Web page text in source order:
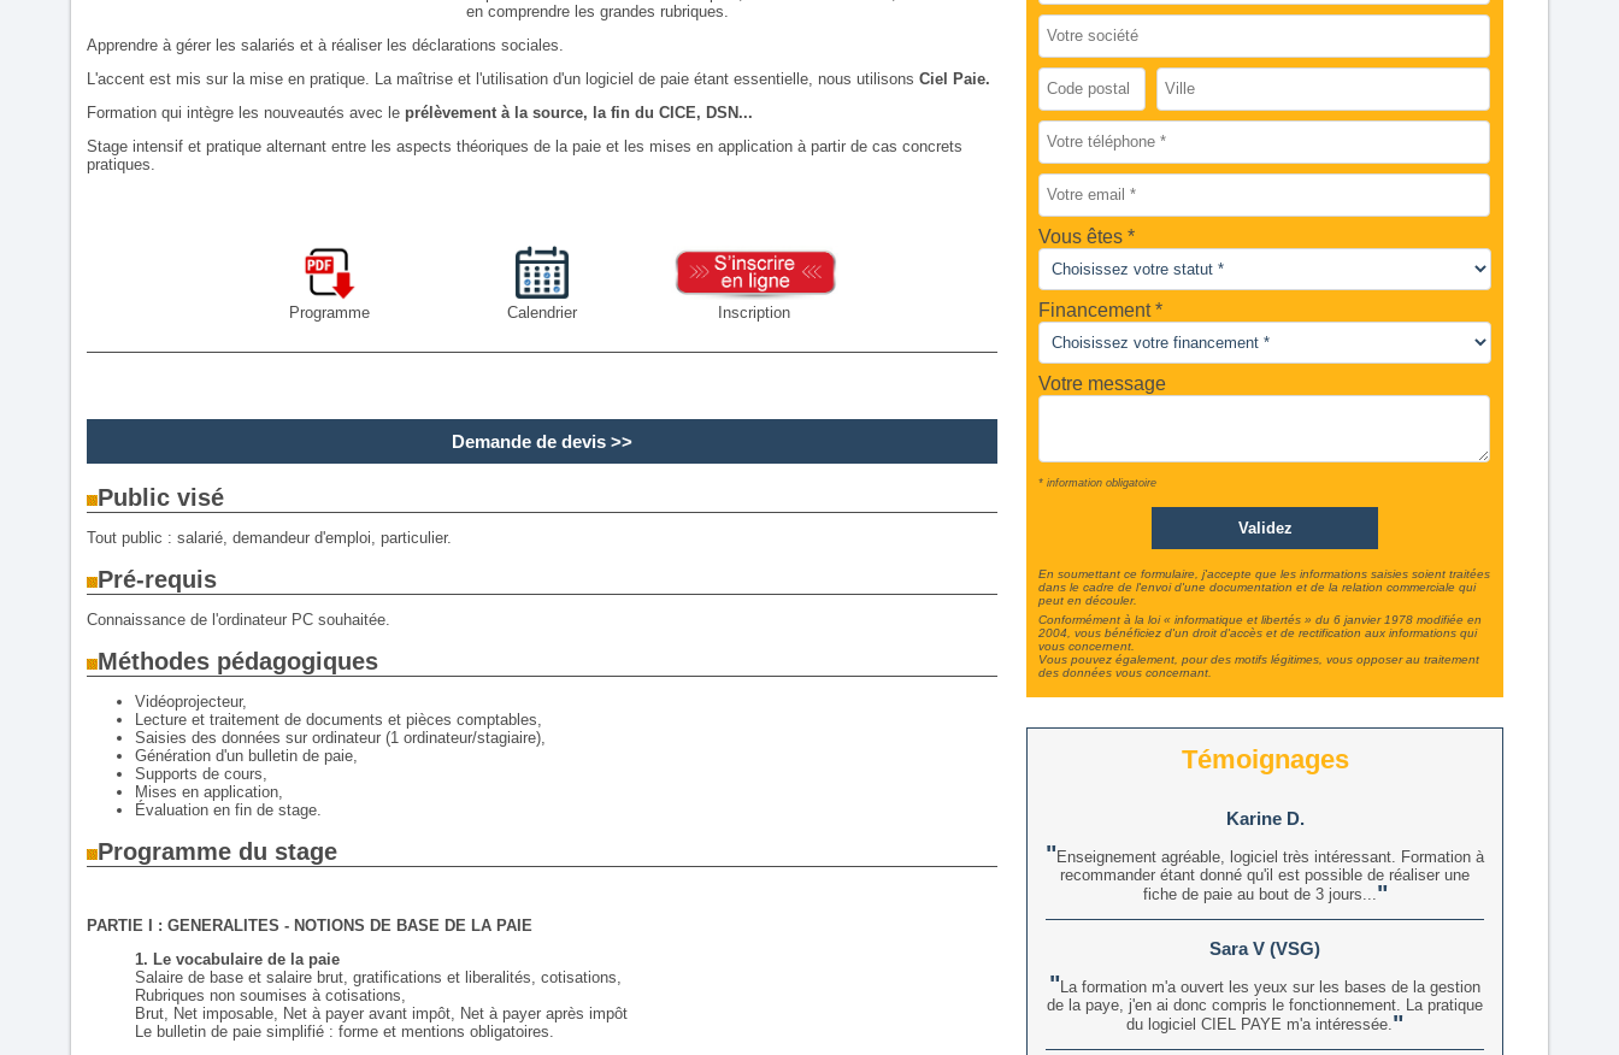
en comprendre les grandes rubriques.
Apprendre à gérer les salariés et à réaliser les déclarations sociales.
L'accent est mis sur la mise en pratique. La maîtrise et l'utilisation d'un logiciel de paie étant essentielle, nous utilisons Ciel Paie.
Formation qui intègre les nouveautés avec le prélèvement à la source, la fin du CICE, DSN...
Stage intensif et pratique alternant entre les aspects théoriques de la paie et les mises en application à partir de cas concrets
pratiques.
Programme Calendrier Inscription
Demande de devis >>
Public visé
Tout public : salarié, demandeur d'emploi, particulier.
Pré-requis
Connaissance de l'ordinateur PC souhaitée.
Méthodes pédagogiques
Vidéoprojecteur,
Lecture et traitement de documents et pièces comptables,
Saisies des données sur ordinateur (1 ordinateur/stagiaire),
Génération d'un bulletin de paie,
Supports de cours,
Mises en application,
Évaluation en fin de stage.
Programme du stage
PARTIE I : GENERALITES - NOTIONS DE BASE DE LA PAIE
1. Le vocabulaire de la paie
Salaire de base et salaire brut, gratifications et liberalités, cotisations,
Rubriques non soumises à cotisations,
Brut, Net imposable, Net à payer avant impôt, Net à payer après impôt
Le bulletin de paie simplifié : forme et mentions obligatoires.
Vous êtes
Financement *
Votre message
* information obligatoire
En soumettant ce formulaire, j'accepte que les informations saisies soient traitées
dans le cadre de l'envoi d'une documentation et de la relation commerciale qui
peut en découler.
Conformément à la loi « informatique et libertés » du 6 janvier 1978 modifiée en
2004, vous bénéficiez d'un droit d'accès et de rectification aux informations qui
vous concernent.
Vous pouvez également, pour des motifs légitimes, vous opposer au traitement
des données vous concernant.
Témoignages
Karine D.
Enseignement agréable, logiciel très intéressant. Formation à
recommander étant donné qu'il est possible de réaliser une
fiche de paie au bout de 3 jours...
Sara V (VSG)
La formation m'a ouvert les yeux sur les bases de la gestion
de la paye, j'en ai donc compris le fonctionnement. La pratique
du logiciel CIEL PAYE m'a intéressée.